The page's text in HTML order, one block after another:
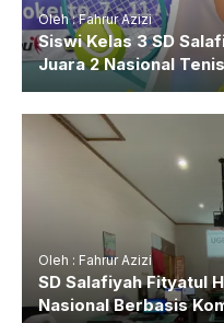
Oleh : Fahrur Azizi
Siswi Kelas 3 SD
Juara 2 Nasional
Oleh : Fahrur Azizi
SD Salafiyah Fityatul
Nasional Berbasis